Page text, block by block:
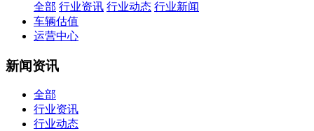
全部 行业资讯 行业动态 行业新闻
车辆估值
运营中心
新闻资讯
全部
行业资讯
行业动态